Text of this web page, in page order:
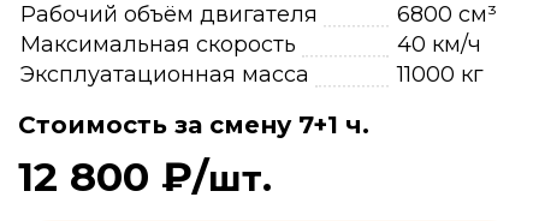
Рабочий объём двигателя
6800 см³
Максимальная скорость
40 км/ч
Эксплуатационная масса
11000 кг
Стоимость за смену 7+1 ч.
12 800 ₽/шт.